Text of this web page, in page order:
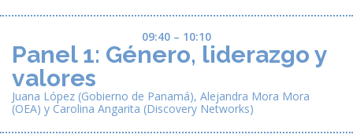
09:40 – 10:10
Panel 1: Género, liderazgo y
valores
Juana López (Gobierno de Panamá), Alejandra Mora Mora
(OEA) y Carolina Angarita (Discovery Networks)